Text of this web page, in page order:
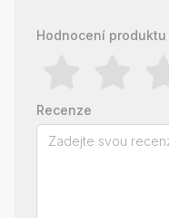
Hodnocení produktu
Recenze